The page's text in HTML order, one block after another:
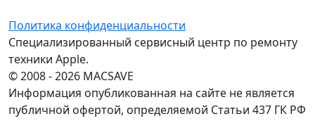
Политика конфиденциальности
Специализированный сервисный центр по ремонту
техники Apple.
© 2008 - 2026 MACSAVE
Информация опубликованная на сайте не является
публичной офертой, определяемой Статьи 437 ГК РФ